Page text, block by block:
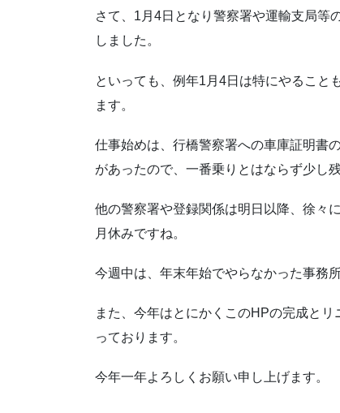
さて、1月4日となり警察署や運輸支局等
しました。
といっても、例年1月4日は特にやること
ます。
仕事始めは、行橋警察署への車庫証明書
があったので、一番乗りとはならず少し残
他の警察署や登録関係は明日以降、徐々
月休みですね。
今週中は、年末年始でやらなかった事務
また、今年はとにかくこのHPの完成と
っております。
今年一年よろしくお願い申し上げます。